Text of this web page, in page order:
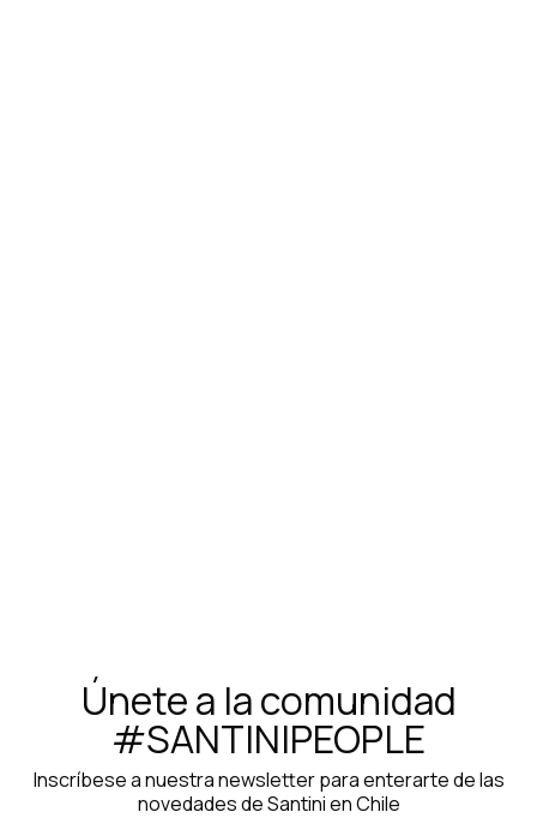
Únete a la comunidad
#SANTINIPEOPLE
Inscríbese a nuestra newsletter para enterarte de las
novedades de Santini en Chile